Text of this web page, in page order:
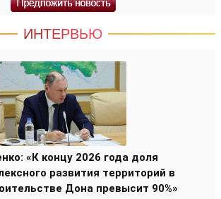
ИНТЕРВЬЮ
«К концу 2026 года доля
развития территорий в
Дона превысит 90%»